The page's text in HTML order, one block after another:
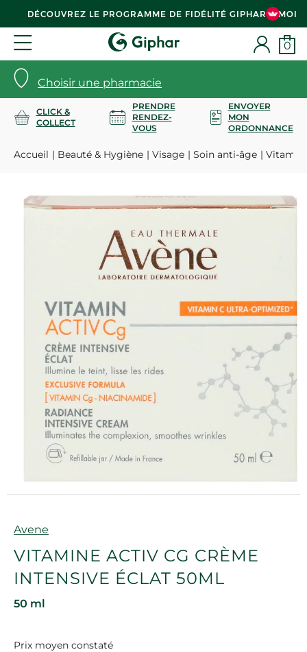
DÉCOUVREZ LE PROGRAMME DE FIDÉLITÉ GIPHAR & MOI
Choisir une pharmacie
0
CLICK &
COLLECT
PRENDRE
RENDEZ-
VOUS
ENVOYER
MON
ORDONNANCE
Accueil Beauté & Hygiène Visage Soin anti-âge
Marque
Avene
VITAMINE ACTIV CG CRÈME
INTENSIVE ÉCLAT 50ML
50 ml
Prix moyen constaté